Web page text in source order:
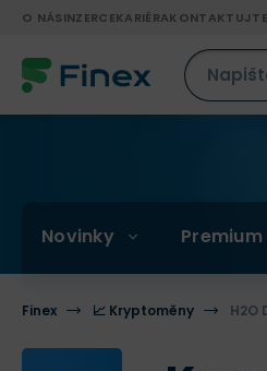
O NÁSINZERCEKARIÉRA
Novinky
Finex 📈 Kryptoměny H2O